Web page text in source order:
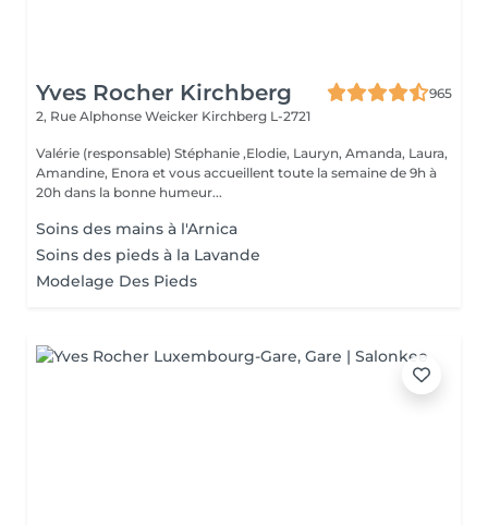
Yves Rocher Kirchberg
965
2, Rue Alphonse Weicker Kirchberg L-2721
Valérie (responsable) Stéphanie ,Elodie, Lauryn, Amanda, Laura,
Amandine, Enora et vous accueillent toute la semaine de 9h à
20h dans la bonne humeur...
Soins des mains à l'Arnica
Soins des pieds à la Lavande
Modelage Des Pieds